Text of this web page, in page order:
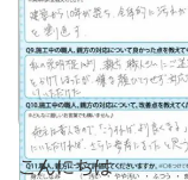
こんにちは